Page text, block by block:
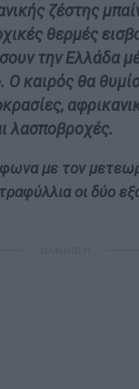
ζέστης
θερμές
την Ελλάδα
καιρός θα
λασποβροχές.
με τον
οι δύο